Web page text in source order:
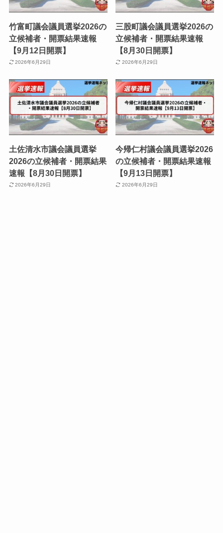
竹富町議会議員選挙2026の
立候補者・開票結果速報
【9月12日開票】
2026年6月29日
三股町議会議員選挙2026の
立候補者・開票結果速報
【8月30日開票】
2026年6月29日
土佐清水市議会議員選挙
2026の立候補者・開票結果
速報【8月30日開票】
2026年6月29日
今帰仁村議会議員選挙2026
の立候補者・開票結果速報
【9月13日開票】
2026年6月29日